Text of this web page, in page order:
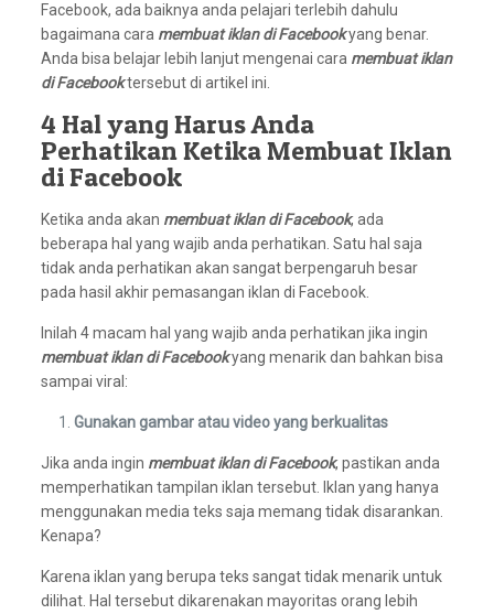
Facebook, ada baiknya anda pelajari terlebih dahulu
bagaimana cara membuat iklan di Facebookyang benar.
Anda bisa belajar lebih lanjut mengenai cara membuat iklan
di Facebooktersebut di artikel ini.
4 Hal yang Harus Anda
Perhatikan Ketika Membuat Iklan
di Facebook
Ketika anda akan membuat iklan di Facebook, ada
beberapa hal yang wajib anda perhatikan. Satu hal saja
tidak anda perhatikan akan sangat berpengaruh besar
pada hasil akhir pemasangan iklan di Facebook.
Inilah 4 macam hal yang wajib anda perhatikan jika ingin
membuat iklan di Facebookyang menarik dan bahkan bisa
sampai viral:
Gunakan gambar atau video yang berkualitas
Jika anda ingin membuat iklan di Facebook, pastikan anda
memperhatikan tampilan iklan tersebut. Iklan yang hanya
menggunakan media teks saja memang tidak disarankan.
Kenapa?
Karena iklan yang berupa teks sangat tidak menarik untuk
dilihat. Hal tersebut dikarenakan mayoritas orang lebih